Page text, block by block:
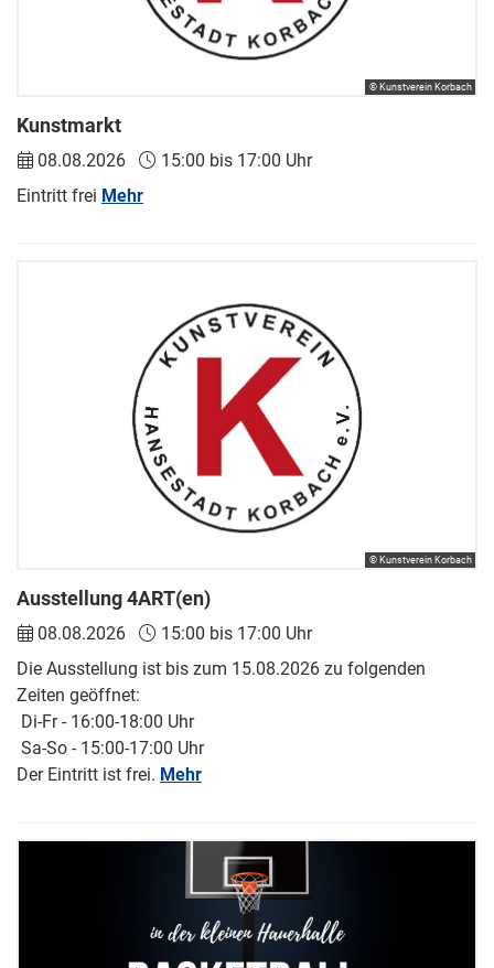
Kunstmarkt
08.08.2026
15:00 bis 17:00 Uhr
Eintritt frei Mehr
© Kunstverein Korbach
Ausstellung 4ART(en)
08.08.2026
15:00 bis 17:00 Uhr
Die Ausstellung ist bis zum 15.08.2026 zu folgenden
Zeiten geöffnet:
Di-Fr - 16:00-18:00 Uhr
Sa-So - 15:00-17:00 Uhr
Der Eintritt ist frei. Mehr
© Kunstverein Korbach